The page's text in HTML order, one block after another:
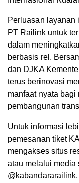
Perluasan layanan
PT Railink untuk
dalam
berbasis rel.
dan DJKA
terus berinovasi
manfaat nyata
pembangunan
Untuk informasi
pemesanan tiket
mengakses situs
atau melalui media